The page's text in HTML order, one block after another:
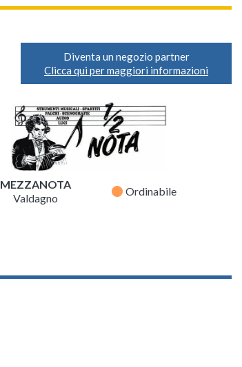
Diventa un negozio partner
Clicca qui per maggiori informazioni
MEZZANOTA
Valdagno
fiber_manual_record Ordinabile